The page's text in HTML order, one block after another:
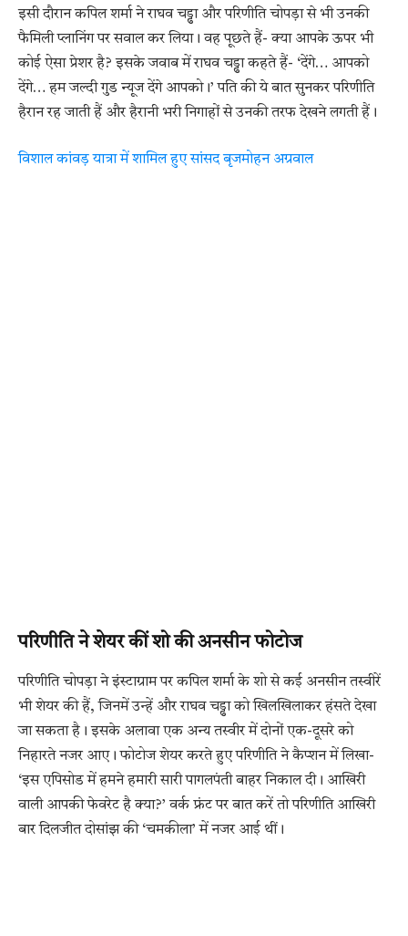
इसी दौरान कपिल शर्मा ने राघव चड्ढा और परिणीति चोपड़ा से भी उनकी
फैमिली प्लानिंग पर सवाल कर लिया। वह पूछते हैं- क्या आपके ऊपर भी
कोई ऐसा प्रेशर है? इसके जवाब में राघव चड्ढा कहते हैं- ‘देंगे… आपको
देंगे… हम जल्दी गुड न्यूज देंगे आपको।’ पति की ये बात सुनकर परिणीति
हैरान रह जाती हैं और हैरानी भरी निगाहों से उनकी तरफ देखने लगती हैं।
विशाल कांवड़ यात्रा में शामिल हुए सांसद बृजमोहन अग्रवाल
परिणीति ने शेयर कीं शो की अनसीन फोटोज
परिणीति चोपड़ा ने इंस्टाग्राम पर कपिल शर्मा के शो से कई अनसीन तस्वीरें
भी शेयर की हैं, जिनमें उन्हें और राघव चड्ढा को खिलखिलाकर हंसते देखा
जा सकता है। इसके अलावा एक अन्य तस्वीर में दोनों एक-दूसरे को
निहारते नजर आए। फोटोज शेयर करते हुए परिणीति ने कैप्शन में लिखा-
‘इस एपिसोड में हमने हमारी सारी पागलपंती बाहर निकाल दी। आखिरी
वाली आपकी फेवरेट है क्या?’ वर्क फ्रंट पर बात करें तो परिणीति आखिरी
बार दिलजीत दोसांझ की ‘चमकीला’ में नजर आई थीं।